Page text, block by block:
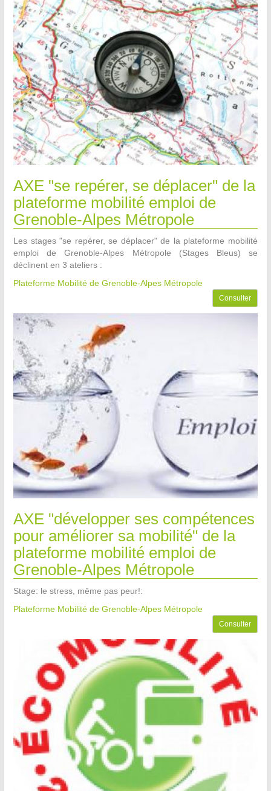
AXE "se repérer, se déplacer" de la
plateforme mobilité emploi de
Grenoble-Alpes Métropole
Les stages "se repérer, se déplacer" de la plateforme mobilité
emploi de Grenoble-Alpes Métropole (Stages Bleus) se
déclinent en 3 ateliers :
Plateforme Mobilité de Grenoble-Alpes Métropole
Consulter
AXE "développer ses compétences
pour améliorer sa mobilité" de la
plateforme mobilité emploi de
Grenoble-Alpes Métropole
Stage: le stress, même pas peur!:
Plateforme Mobilité de Grenoble-Alpes Métropole
Consulter